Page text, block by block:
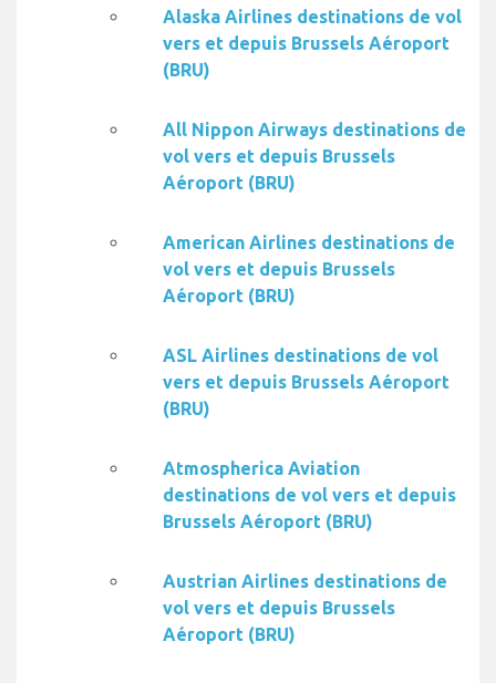
Alaska Airlines destinations de vol
vers et depuis Brussels Aéroport
(BRU)
All Nippon Airways destinations de
vol vers et depuis Brussels
Aéroport (BRU)
American Airlines destinations de
vol vers et depuis Brussels
Aéroport (BRU)
ASL Airlines destinations de vol
vers et depuis Brussels Aéroport
(BRU)
Atmospherica Aviation
destinations de vol vers et depuis
Brussels Aéroport (BRU)
Austrian Airlines destinations de
vol vers et depuis Brussels
Aéroport (BRU)